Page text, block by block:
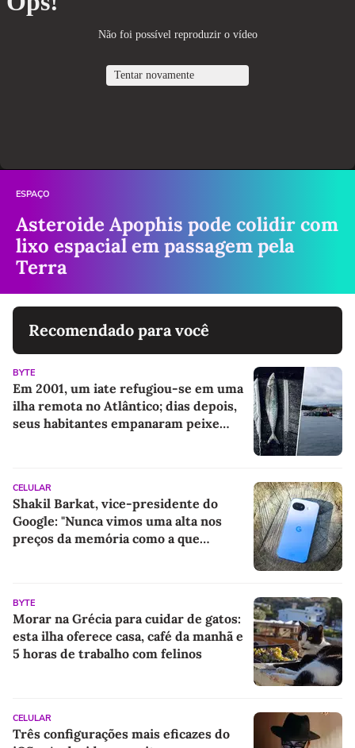
ESPAÇO
Asteroide Apophis pode colidir com
lixo espacial em passagem pela
Terra
Recomendado para você
BYTE
Em 2001, um iate refugiou-se em uma
ilha remota no Atlântico; dias depois,
seus habitantes empanaram peixe
CELULAR
Shakil Barkat, vice-presidente do
Google: "Nunca vimos uma alta nos
preços da memória como a que
BYTE
Morar na Grécia para cuidar de gatos:
esta ilha oferece casa, café da manhã e
5 horas de trabalho com felinos
CELULAR
Três configurações mais eficazes do